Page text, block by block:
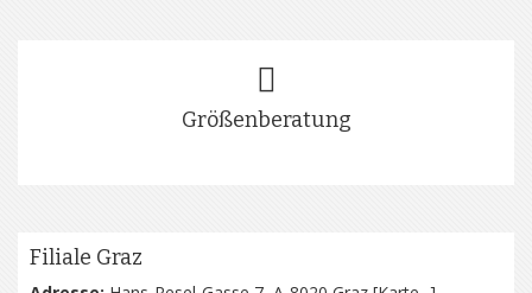
Größenberatung
Filiale Graz